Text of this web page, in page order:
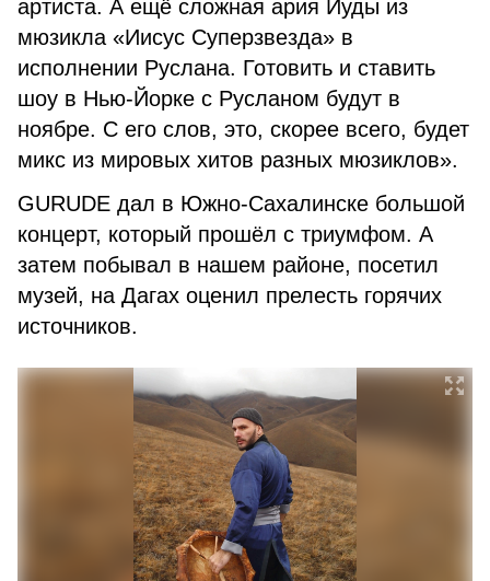
артиста. А ещё сложная ария Иуды из
мюзикла «Иисус Суперзвезда» в
исполнении Руслана. Готовить и ставить
шоу в Нью-Йорке с Русланом будут в
ноябре. С его слов, это, скорее всего, будет
микс из мировых хитов разных мюзиклов».
GURUDE дал в Южно-Сахалинске большой
концерт, который прошёл с триумфом. А
затем побывал в нашем районе, посетил
музей, на Дагах оценил прелесть горячих
источников.